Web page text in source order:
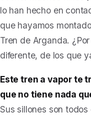
lo han hecho en
que hayamos
Tren de Arganda.
diferente, de los que
Este tren a vapor te
que no tiene nada
Sus sillones son